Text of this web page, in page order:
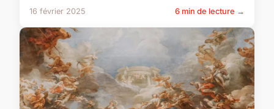
16 février 2025 6 min de lecture →